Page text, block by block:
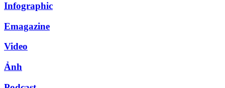
Infographic
Emagazine
Video
Ảnh